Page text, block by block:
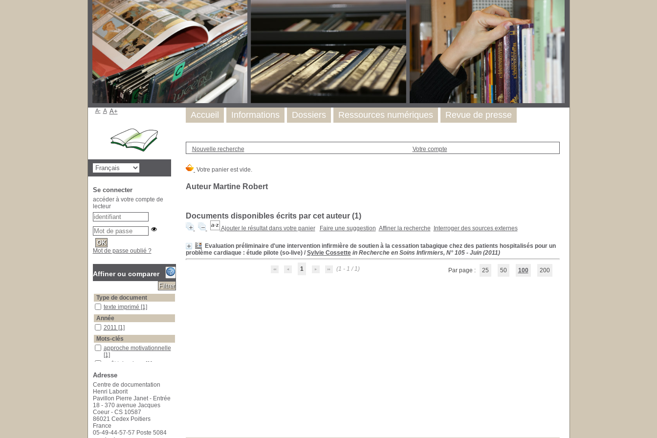
Nouvelle recherche Votre compte
Auteur Martine Robert
Documents disponibles écrits par cet auteur (1)
Ajouter le résultat dans votre panier Faire une suggestion Affiner la recherche Interroger des sources externes
Evaluation préliminaire d'une intervention infirmière de soutien à la cessation tabagique chez des patients hospitalisés pour un
problème cardiaque : étude pilote (so-live)/ Sylvie Cossette in Recherche en Soins Infirmiers, N° 105 - Juin (2011)
1 (1 - 1 / 1) Par page : 25 50 100 200
Accueil Informations Dossiers Ressources numériques Revue de presse
A- A A+
Se connecter
accéder à votre compte de
lecteur
Mot de passe oublié ?
Affiner ou comparer
Type de document
texte imprimé
texte imprimé [1]
Année
20112011 [1]
Mots-clés
approche motivationnelle
approche motivationnelle
[1]
arrêt tabagique
arrêt tabagique [1]
étude pilote randomisée
étude pilote randomisée
intervention infirmière
intervention infirmière
soins cardiovasculaires
soins cardiovasculaires[1]
stades de changement
stades de changement
Adresse
Centre de documentation
Henri Laborit
Pavillon Pierre Janet - Entrée
18 - 370 avenue Jacques
Coeur - CS 10587
86021 Cedex Poitiers
France
05-49-44-57-57 Poste 5084